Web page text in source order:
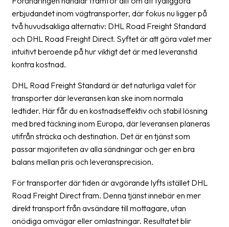
Pickups
Manuals
Downloads
scanner
Support
About
the
company
About
Fraktjakt
erbjudandet inom vägtransporter, där fokus nu ligger på
två huvudsakliga alternativ: DHL Road Freight Standard
och DHL Road Freight Direct. Syftet är att göra valet mer
intuitivt beroende på hur viktigt det är med leveranstid
kontra kostnad.
DHL Road Freight Standard är det naturliga valet för
transporter där leveransen kan ske inom normala
ledtider. Här får du en kostnadseffektiv och stabil lösning
med bred täckning inom Europa, där leveransen planeras
utifrån sträcka och destination. Det är en tjänst som
passar majoriteten av alla sändningar och ger en bra
balans mellan pris och leveransprecision.
För transporter där tiden är avgörande lyfts istället DHL
Road Freight Direct fram. Denna tjänst innebär en mer
direkt transport från avsändare till mottagare, utan
onödiga omvägar eller omlastningar. Resultatet blir